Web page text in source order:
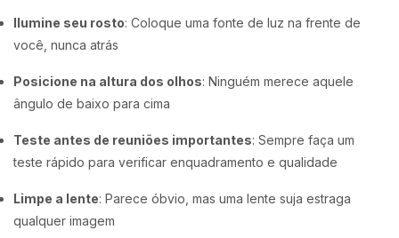
Ilumine seu rosto: Coloque uma fonte de luz na frente de
você, nunca atrás
Posicione na altura dos olhos: Ninguém merece aquele
ângulo de baixo para cima
Teste antes de reuniões importantes: Sempre faça um
teste rápido para verificar enquadramento e qualidade
Limpe a lente: Parece óbvio, mas uma lente suja estraga
qualquer imagem